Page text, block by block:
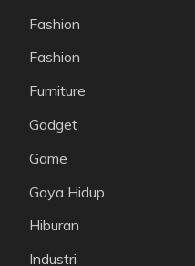
Fashion
Fashion
Furniture
Gadget
Game
Gaya Hidup
Hiburan
Industri